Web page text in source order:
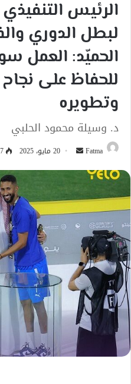
الرئيس التنفيذي
لبطل الدوري
الحميّد: العمل
للحفاظ على
وتطويره
د. وسيلة محمود الحلبي
Fatma
أرسل 20 مايو، 2025